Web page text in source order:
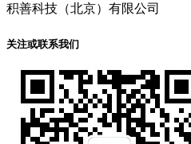
积善科技（北京）有限公司
关注或联系我们